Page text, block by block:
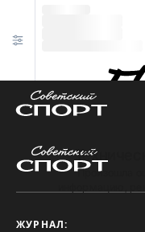
Произошла
ЖУРНАЛ: